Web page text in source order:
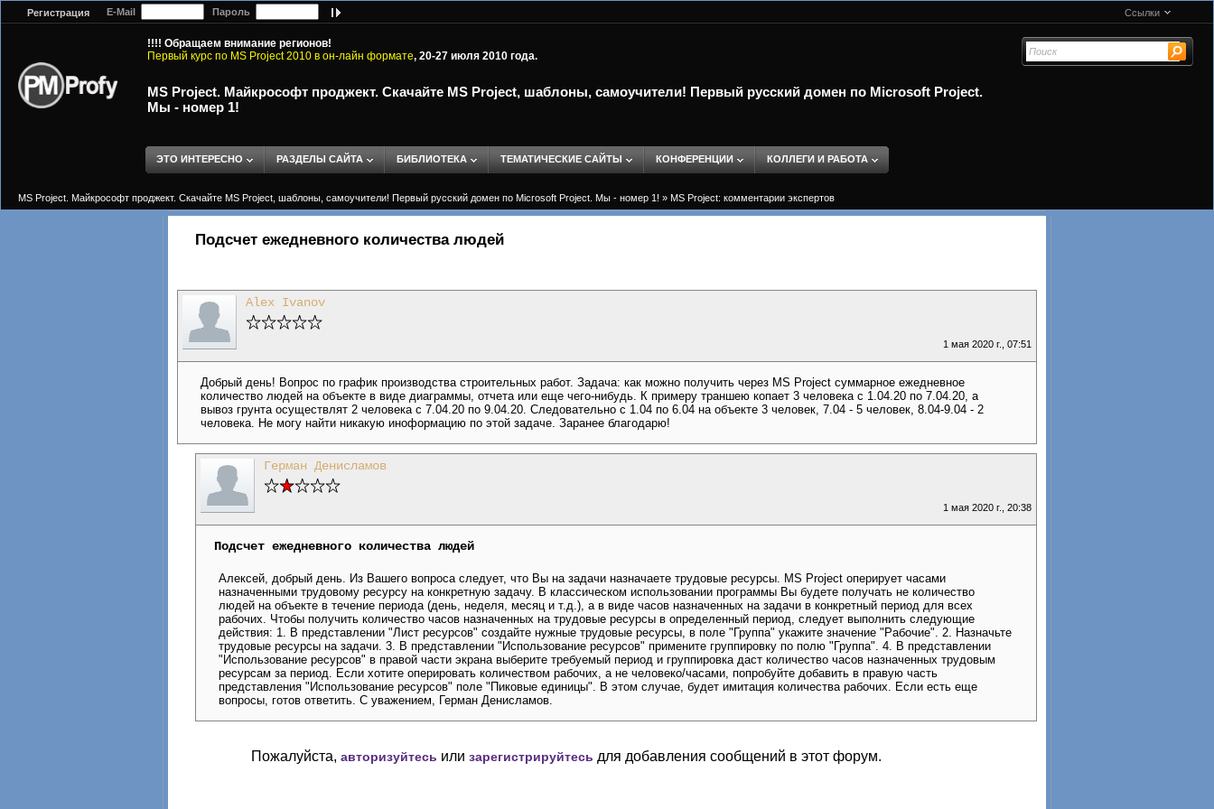
Регистрация E-Mail Пароль Ссылки
!!!! Обращаем внимание регионов!
Первый курс по MS Project 2010 в он-лайн формате, 20-27 июля 2010 года.
MS Project. Майкрософт проджект. Скачайте MS Project, шаблоны, самоучители! Первый русский домен по Microsoft Project.
Мы - номер 1!
ЭТО ИНТЕРЕСНО РАЗДЕЛЫ САЙТА БИБЛИОТЕКА ТЕМАТИЧЕСКИЕ САЙТЫ КОНФЕРЕНЦИИ КОЛЛЕГИ И РАБОТА
MS Project. Майкрософт проджект. Скачайте MS Project, шаблоны, самоучители! Первый русский домен по Microsoft Project. Мы - номер 1! » MS Project: комментарии экспертов
Подсчет ежедневного количества людей
Alex Ivanov
1 мая 2020 г., 07:51
Добрый день! Вопрос по график производства строительных работ. Задача: как можно получить через MS Project суммарное ежедневное
количество людей на объекте в виде диаграммы, отчета или еще чего-нибудь. К примеру траншею копает 3 человека с 1.04.20 по 7.04.20, а
вывоз грунта осуществлят 2 человека с 7.04.20 по 9.04.20. Следовательно с 1.04 по 6.04 на объекте 3 человек, 7.04 - 5 человек, 8.04-9.04 - 2
человека. Не могу найти никакую иноформацию по этой задаче. Заранее благодарю!
Герман Денисламов
1 мая 2020 г., 20:38
Подсчет ежедневного количества людей
Алексей, добрый день. Из Вашего вопроса следует, что Вы на задачи назначаете трудовые ресурсы. MS Project оперирует часами
назначенными трудовому ресурсу на конкретную задачу. В классическом использовании программы Вы будете получать не количество
людей на объекте в течение периода (день, неделя, месяц и т.д.), а в виде часов назначенных на задачи в конкретный период для всех
рабочих. Чтобы получить количество часов назначенных на трудовые ресурсы в определенный период, следует выполнить следующие
действия: 1. В представлении "Лист ресурсов" создайте нужные трудовые ресурсы, в поле "Группа" укажите значение "Рабочие". 2. Назначьте
трудовые ресурсы на задачи. 3. В представлении "Использование ресурсов" примените группировку по полю "Группа". 4. В представлении
"Использование ресурсов" в правой части экрана выберите требуемый период и группировка даст количество часов назначенных трудовым
ресурсам за период. Если хотите оперировать количеством рабочих, а не человеко/часами, попробуйте добавить в правую часть
представления "Использование ресурсов" поле "Пиковые единицы". В этом случае, будет имитация количества рабочих. Если есть еще
вопросы, готов ответить. С уважением, Герман Денисламов.
Пожалуйста, авторизуйтесь или зарегистрируйтесь для добавления сообщений в этот форум.